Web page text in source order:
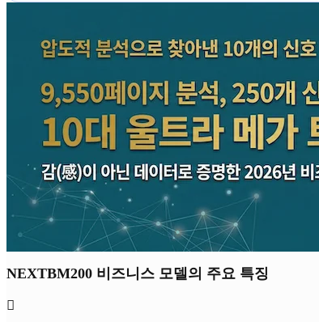
NEXTBM200 비즈니스 모델의 주요 특징
